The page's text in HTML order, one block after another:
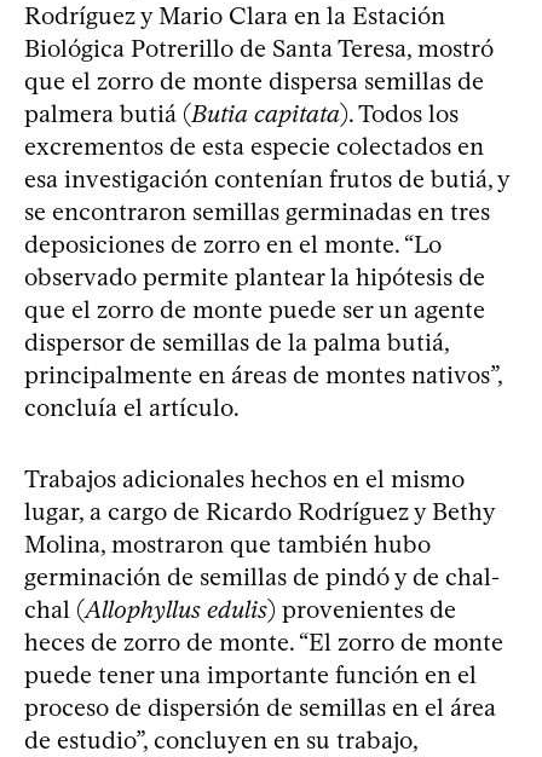
Rodríguez y Mario Clara en la Estación
Biológica Potrerillo de Santa Teresa, mostró
que el zorro de monte dispersa semillas de
palmera butiá (Butia capitata). Todos los
excrementos de esta especie colectados en
esa investigación contenían frutos de butiá, y
se encontraron semillas germinadas en tres
deposiciones de zorro en el monte. “Lo
observado permite plantear la hipótesis de
que el zorro de monte puede ser un agente
dispersor de semillas de la palma butiá,
principalmente en áreas de montes nativos”,
concluía el artículo.
Trabajos adicionales hechos en el mismo
lugar, a cargo de Ricardo Rodríguez y Bethy
Molina, mostraron que también hubo
germinación de semillas de pindó y de chal-
chal (Allophyllus edulis) provenientes de
heces de zorro de monte. “El zorro de monte
puede tener una importante función en el
proceso de dispersión de semillas en el área
de estudio”, concluyen en su trabajo,